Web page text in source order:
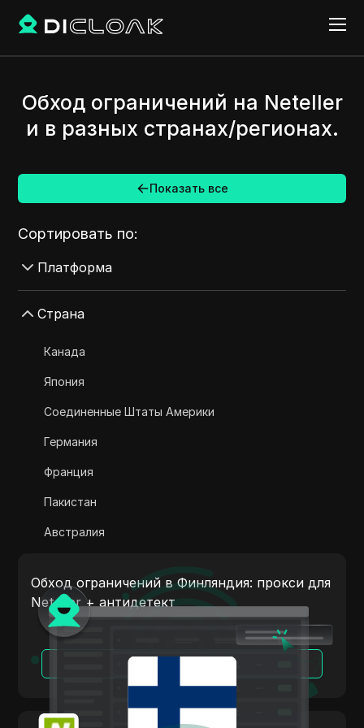
Обход ограничений на Neteller
и в разных странах/регионах.
Показать все
Сортировать по:
Платформа
Apple Pay
ASOS
BestBuy
Страна
Канада
Япония
Соединенные Штаты Америки
Германия
Франция
Пакистан
Австралия
Италия
Нидерланды
Вьетнам
Португалия
Аргентина
Обход ограничений в Финляндия: прокси для
Neteller + антидетект
Читать далее